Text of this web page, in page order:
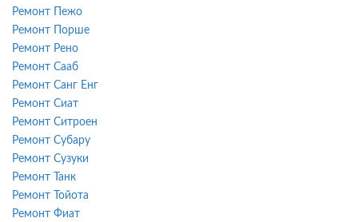
Ремонт Пежо
Ремонт Порше
Ремонт Рено
Ремонт Сааб
Ремонт Санг Енг
Ремонт Сиат
Ремонт Ситроен
Ремонт Субару
Ремонт Сузуки
Ремонт Танк
Ремонт Тойота
Ремонт Фиат